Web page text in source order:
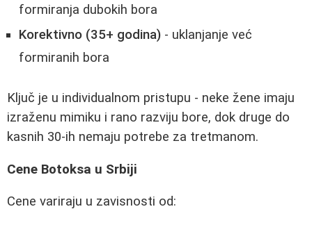
formiranja dubokih bora
Korektivno (35+ godina) - uklanjanje već
formiranih bora
Ključ je u individualnom pristupu - neke žene imaju
izraženu mimiku i rano razviju bore, dok druge do
kasnih 30-ih nemaju potrebe za tretmanom.
Cene Botoksa u Srbiji
Cene variraju u zavisnosti od: